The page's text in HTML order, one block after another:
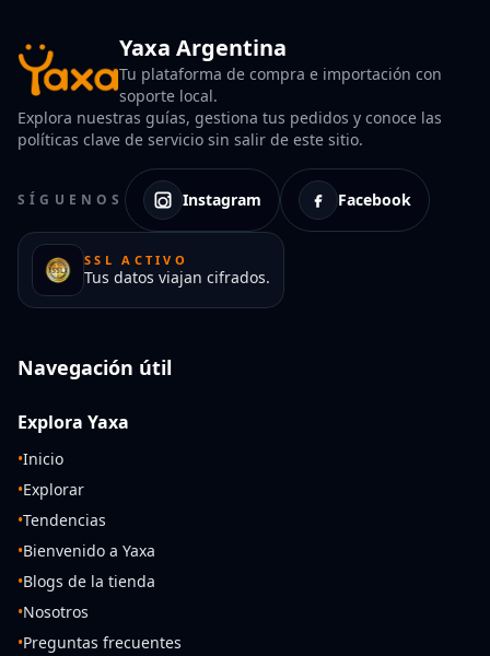
Yaxa Argentina
Tu plataforma de compra e importación con
soporte local.
Explora nuestras guías, gestiona tus pedidos y conoce las
políticas clave de servicio sin salir de este sitio.
SÍGUENOS Instagram Facebook
SSL ACTIVO
Tus datos viajan cifrados.
Navegación útil
Explora Yaxa
•Inicio
•Explorar
•Tendencias
•Bienvenido a Yaxa
•Blogs de la tienda
•Nosotros
•Preguntas frecuentes